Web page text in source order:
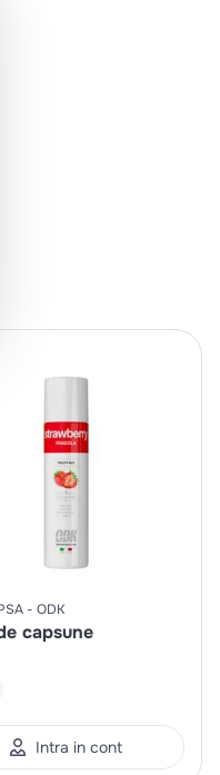
ODK
capsune
Intra in cont